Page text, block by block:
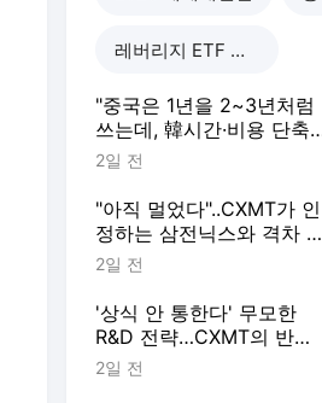
레버리지 ETF 해법은
"중국은 1년을 2~3년처럼
쓰는데, 韓시간·비용 단축
할 정책 시급"
2일 전
"아직 멀었다"..CXMT가 인
정하는 삼전닉스와 격차 들
여다보니
2일 전
'상식 안 통한다' 무모한
R&D 전략…CXMT의 반도
체 축지법
2일 전